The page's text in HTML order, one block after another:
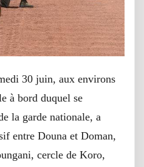
30 juin, aux environs
à bord duquel se
la garde nationale, a
entre Douna et Doman,
cercle de Koro,